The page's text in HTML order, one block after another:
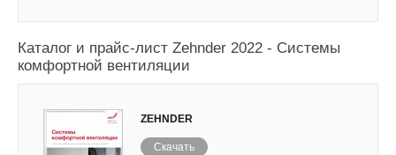
Каталог и прайс-лист Zehnder 2022 - Системы
комфортной вентиляции
ZEHNDER
Скачать